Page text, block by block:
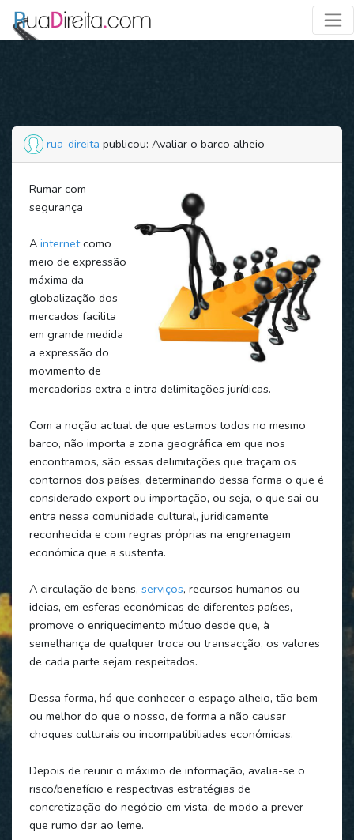
rua-direita publicou: Avaliar o barco alheio
Rumar com
segurança
Ainternetcomo
meio de expressão
máxima da
globalização dos
mercados facilita
em grande medida
a expressão do
movimento de
mercadorias extra e intra delimitações jurídicas.
Com a noção actual de que estamos todos no mesmo
barco, não importa a zona geográfica em que nos
encontramos, são essas delimitações que traçam os
contornos dos países, determinando dessa forma o que é
considerado export ou importação, ou seja, o que sai ou
entra nessa comunidade cultural, juridicamente
reconhecida e com regras próprias na engrenagem
económica que a sustenta.
A circulação de bens, serviços, recursos humanos ou
ideias, em esferas económicas de diferentes países,
promove o enriquecimento mútuo desde que, à
semelhança de qualquer troca ou transacção, os valores
de cada parte sejam respeitados.
Dessa forma, há que conhecer o espaço alheio, tão bem
ou melhor do que o nosso, de forma a não causar
choques culturais ou incompatibiliades económicas.
Depois de reunir o máximo de informação, avalia-se o
risco/benefício e respectivas estratégias de
concretização do negócio em vista, de modo a prever
que rumo dar ao leme.